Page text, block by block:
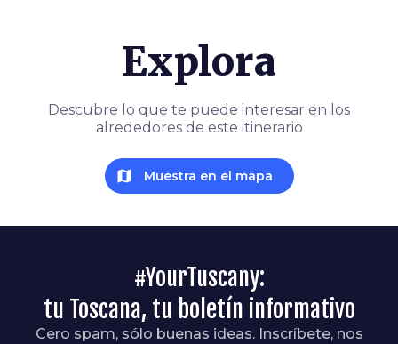
Explora
Descubre lo que te puede interesar en los
alrededores de este itinerario
map Muestra en el mapa
#YourTuscany:
tu Toscana, tu boletín informativo
Cero spam, sólo buenas ideas. Inscríbete, nos